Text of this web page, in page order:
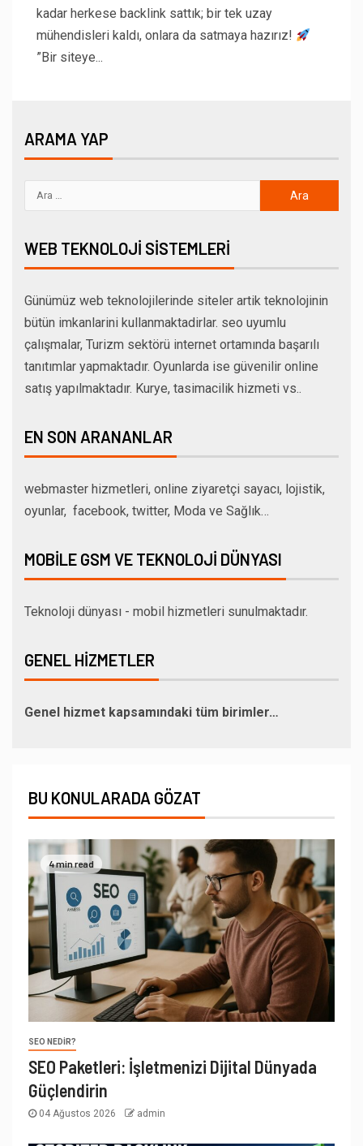
kadar herkese backlink sattık; bir tek uzay
mühendisleri kaldı, onlara da satmaya hazırız!
”Bir siteye...
ARAMA YAP
WEB TEKNOLOJI SISTEMLERI
Günümüz web teknolojilerinde siteler artik teknolojinin
bütün imkanlarini kullanmaktadirlar. seo uyumlu
çalışmalar, Turizm sektörü internet ortamında başarılı
tanıtımlar yapmaktadır. Oyunlarda ise güvenilir online
satış yapılmaktadır. Kurye, tasimacilik hizmeti vs..
EN SON ARANANLAR
webmaster hizmetleri, online ziyaretçi sayacı, lojistik,
oyunlar, facebook, twitter, Moda ve Sağlık…
MOBILE GSM VE TEKNOLOJI DÜNYASI
Teknoloji dünyası - mobil hizmetleri sunulmaktadır.
GENEL HIZMETLER
Genel hizmet kapsamındaki tüm birimler…
BU KONULARADA GÖZAT
4 min read
SEO NEDIR?
SEO Paketleri: İşletmenizi Dijital Dünyada
Güçlendirin
04 Ağustos 2026 admin